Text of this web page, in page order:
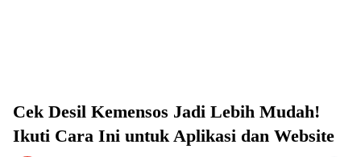
Cek Desil Kemensos Jadi Lebih Mudah!
Ikuti Cara Ini untuk Aplikasi dan Website